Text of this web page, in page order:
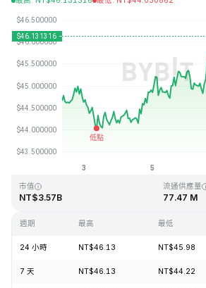
最近更新時間：2026-08-09 08:49 (GMT+0)
歷史最高價格
市值
NT$3.57B
流通供應量
77.47 M
週期 最高 最低
24 小時 NT$46.13 NT$45.98
7 天 NT$46.13 NT$44.22